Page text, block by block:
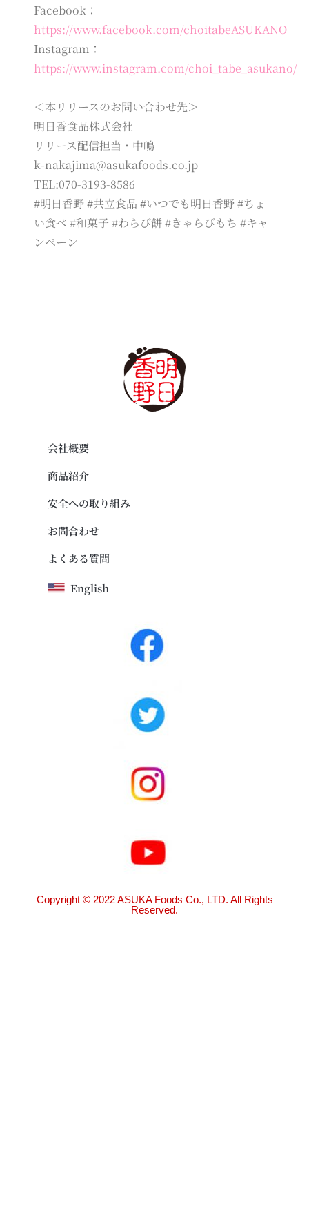
Facebook：
https://www.facebook.com/choitabeASUKANO
Instagram：
https://www.instagram.com/choi_tabe_asukano/
＜本リリースのお問い合わせ先＞
明日香食品株式会社
リリース配信担当・中嶋
k-nakajima@asukafoods.co.jp
TEL:070-3193-8586
#明日香野 #共立食品 #いつでも明日香野 #ちょ
い食べ #和菓子 #わらび餅 #きゃらびもち #キャ
ンペーン
会社概要
商品紹介
安全への取り組み
お問合わせ
よくある質問
English
Copyright © 2022 ASUKA Foods Co., LTD. All Rights
Reserved.